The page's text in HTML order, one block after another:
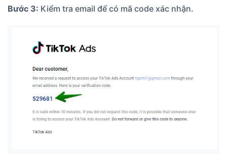
Bước 3: Kiểm tra email để có mã code xác nhận.